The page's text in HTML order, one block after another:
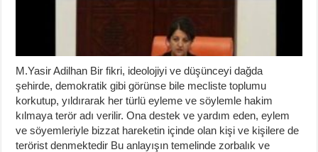
M.Yasir Adilhan Bir fikri, ideolojiyi ve düşünceyi dağda
şehirde, demokratik gibi görünse bile mecliste toplumu
korkutup, yıldırarak her türlü eyleme ve söylemle hakim
kılmaya terör adı verilir. Ona destek ve yardım eden, eylem
ve söyemleriyle bizzat hareketin içinde olan kişi ve kişilere de
terörist denmektedir Bu anlayışın temelinde zorbalık ve